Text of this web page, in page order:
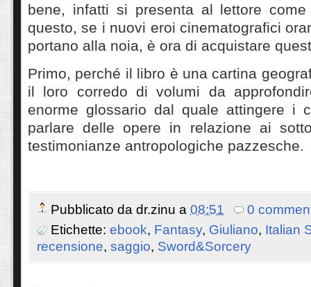
bene, infatti si presenta al lettore
questo, se i nuovi eroi cinematografici
portano alla noia, è ora di acquistare
Primo, perché il libro è una cartina
il loro corredo di volumi da
enorme glossario dal quale attingere i
parlare delle opere in relazione ai
testimonianze antropologiche pazzesche.
Pubblicato da dr.zinu a 08:51
0
Etichette: ebook, Fantasy, Giuliano, Italian
recensione, saggio, Sword&Sorcery